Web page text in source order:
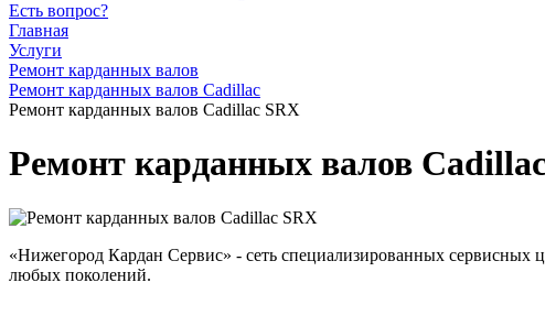
Есть вопрос?
Главная
Услуги
Ремонт карданных валов
Ремонт карданных валов Cadillac
Ремонт карданных валов Cadillac SRX
Ремонт карданных валов
«Нижегород Кардан Сервис» - сеть специализированных
любых поколений.